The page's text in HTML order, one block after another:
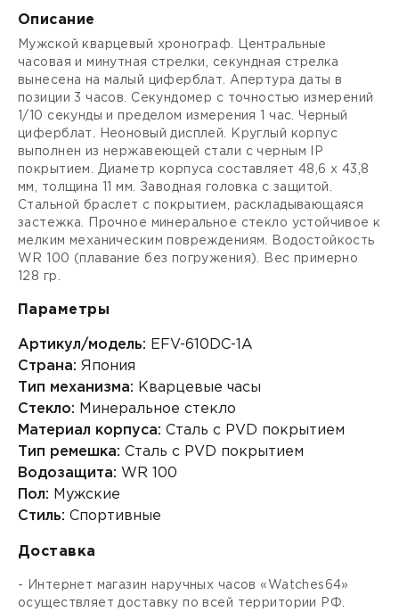
Описание
Мужской кварцевый хронограф. Центральные
часовая и минутная стрелки, секундная стрелка
вынесена на малый циферблат. Апертура даты в
позиции 3 часов. Секундомер с точностью измерений
1/10 секунды и пределом измерения 1 час. Черный
циферблат. Неоновый дисплей. Круглый корпус
выполнен из нержавеющей стали с черным IP
покрытием. Диаметр корпуса составляет 48,6 x 43,8
мм, толщина 11 мм. Заводная головка с защитой.
Стальной браслет с покрытием, раскладывающаяся
застежка. Прочное минеральное стекло устойчивое к
мелким механическим повреждениям. Водостойкость
WR 100 (плавание без погружения). Вес примерно
128 гр.
Параметры
Артикул/модель: EFV-610DC-1A
Страна: Япония
Тип механизма: Кварцевые часы
Стекло: Минеральное стекло
Материал корпуса: Сталь с PVD покрытием
Тип ремешка: Сталь с PVD покрытием
Водозащита: WR 100
Пол: Мужские
Стиль: Спортивные
Доставка
- Интернет магазин наручных часов «Watches64»
осуществляет доставку по всей территории РФ.